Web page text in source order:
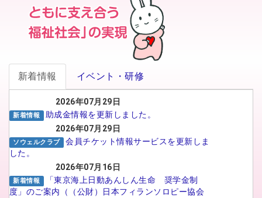
新着情報 イベント・研修
2026年07月29日
新着情報
助成金情報を更新しました。
2026年07月29日
ソウェルクラブ
会員チケット情報サービスを更新しま
した。
2026年07月16日
新着情報
「東京海上日動あんしん生命 奨学金制
度」のご案内（（公財）日本フィランソロピー協会